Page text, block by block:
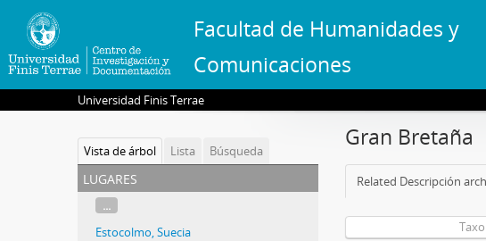
Facultad de Humanidades y
Comunicaciones
Universidad Finis Terrae
Vista de árbol Lista Búsqueda
lugares
...
Estocolmo, Suecia
Gran Bretaña
Related Descripción